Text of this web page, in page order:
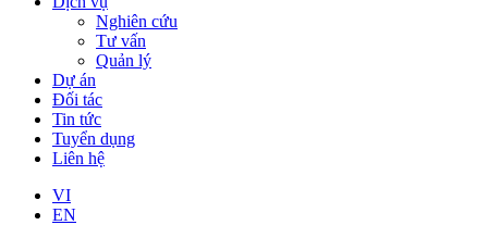
Nghiên cứu
Tư vấn
Quản lý
Dự án
Đối tác
Tin tức
Tuyển dụng
Liên hệ
VI
EN